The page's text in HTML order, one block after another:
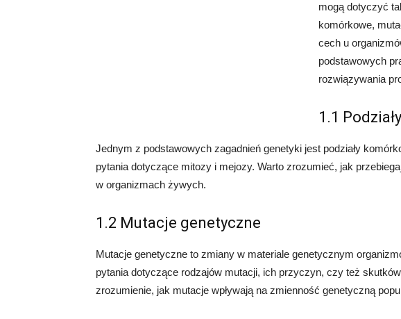
mogą dotyczyć
komórkowe,
cech u
podstawowych
rozwiązywania
1.1
Jednym z podstawowych zagadnień genetyki jest podziały
pytania dotyczące mitozy i mejozy. Warto zrozumieć, jak
w organizmach żywych.
1.2 Mutacje genetyczne
Mutacje genetyczne to zmiany w materiale genetycznym
pytania dotyczące rodzajów mutacji, ich przyczyn, czy też
zrozumienie, jak mutacje wpływają na zmienność genetyczną